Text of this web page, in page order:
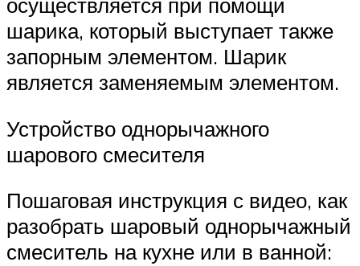
шарика, который выступает также
запорным элементом. Шарик
является заменяемым элементом.
Устройство однорычажного
шарового смесителя
Пошаговая инструкция с видео, как
разобрать шаровый однорычажный
смеситель на кухне или в ванной: